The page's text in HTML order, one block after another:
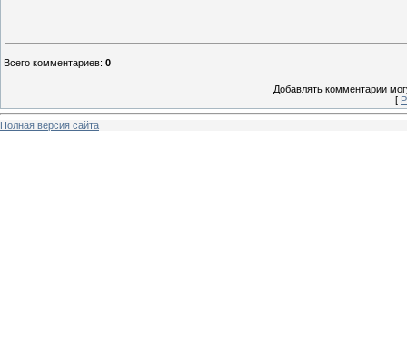
Всего комментариев: 0
Добавлять комментарии
[
Полная версия сайта